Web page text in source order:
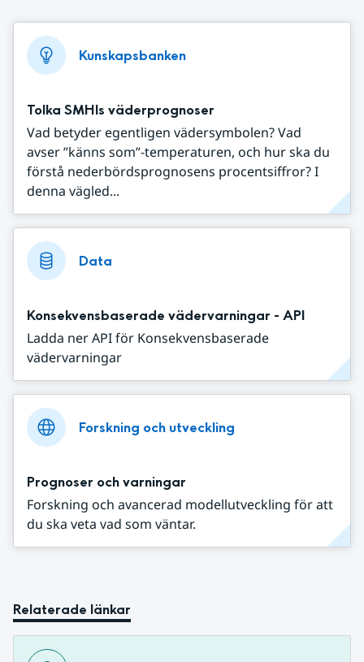
Kunskapsbanken
Tolka SMHIs väderprognoser
Vad betyder egentligen vädersymbolen? Vad
avser ”känns som”-temperaturen, och hur ska du
förstå nederbördsprognosens procentsiffror? I
denna vägled...
Data
Konsekvensbaserade vädervarningar - API
Ladda ner API för Konsekvensbaserade
vädervarningar
Forskning och utveckling
Prognoser och varningar
Forskning och avancerad modellutveckling för att
du ska veta vad som väntar.
Relaterade länkar